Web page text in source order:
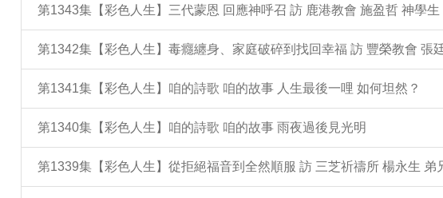
第1343集【彩色人生】三代蒙恩 回應神呼召 訪 鹿港教會 施盈哲 神學生
第1342集【彩色人生】毒癮纏身、家庭破碎到找回幸福 訪 豐榮教會 張
第1341集【彩色人生】咱的詩歌 咱的故事 人生最後一哩 如何坦然？
第1340集【彩色人生】咱的詩歌 咱的故事 雨夜過後見光明
第1339集【彩色人生】從拒絕福音到全然順服 訪 三芝祈禱所 楊永生 弟